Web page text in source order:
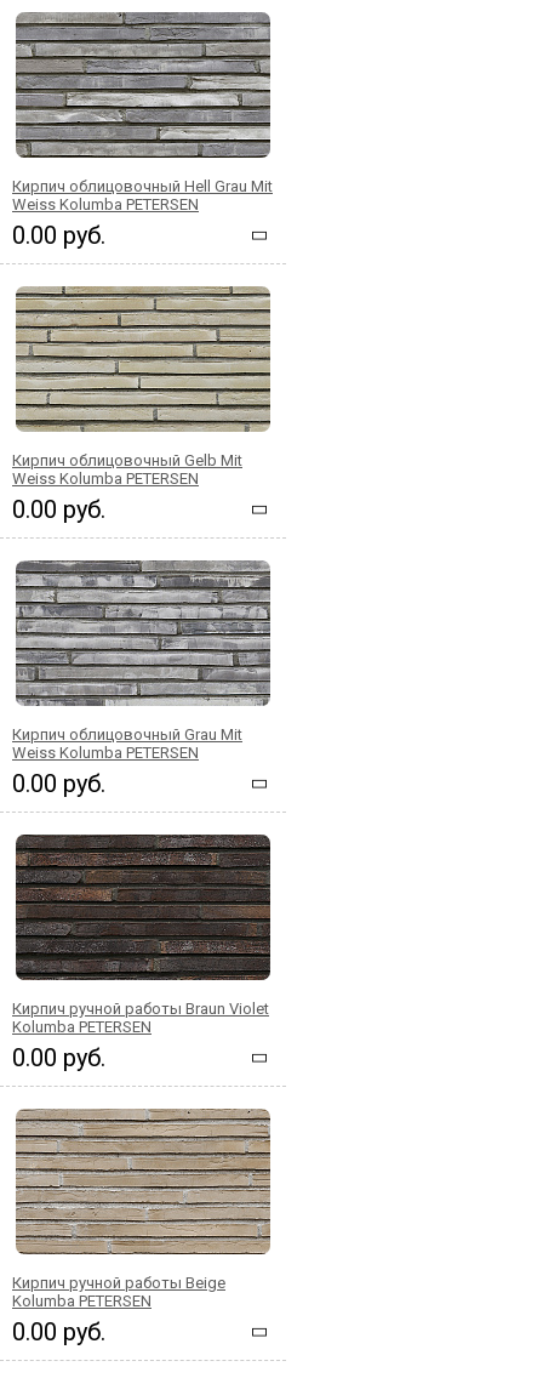
Кирпич облицовочный Hell Grau Mit
Weiss Kolumba PETERSEN
0.00 руб.
Кирпич облицовочный Gelb Mit
Weiss Kolumba PETERSEN
0.00 руб.
Кирпич облицовочный Grau Mit
Weiss Kolumba PETERSEN
0.00 руб.
Кирпич ручной работы Braun Violet
Kolumba PETERSEN
0.00 руб.
Кирпич ручной работы Beige
Kolumba PETERSEN
0.00 руб.